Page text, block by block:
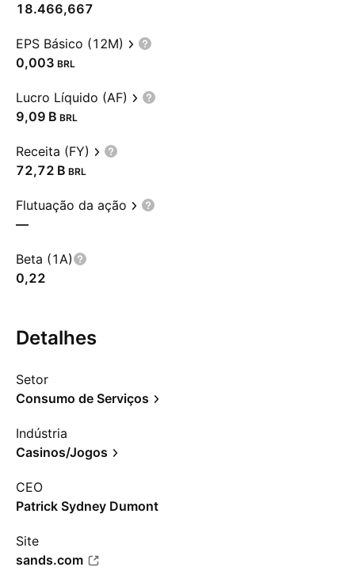
18.466,667
EPS Básico (12M)
0,003 BRL
Lucro Líquido (AF)
‪9,09 B‬ BRL
Receita (FY)
‪72,72 B‬ BRL
Flutuação da ação
—
Beta (1A)
0,22
Detalhes
Setor
Consumo de Serviços
Indústria
Casinos/Jogos
CEO
Patrick Sydney Dumont
Site
sands.com